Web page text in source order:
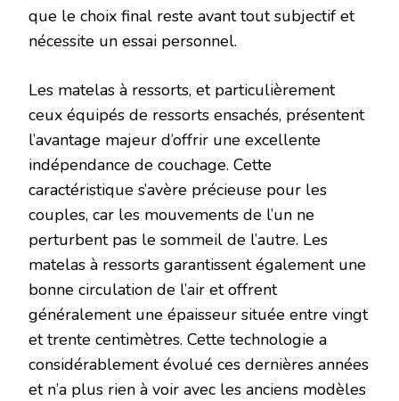
que le choix final reste avant tout subjectif et
nécessite un essai personnel.
Les matelas à ressorts, et particulièrement
ceux équipés de ressorts ensachés, présentent
l’avantage majeur d’offrir une excellente
indépendance de couchage. Cette
caractéristique s’avère précieuse pour les
couples, car les mouvements de l’un ne
perturbent pas le sommeil de l’autre. Les
matelas à ressorts garantissent également une
bonne circulation de l’air et offrent
généralement une épaisseur située entre vingt
et trente centimètres. Cette technologie a
considérablement évolué ces dernières années
et n’a plus rien à voir avec les anciens modèles